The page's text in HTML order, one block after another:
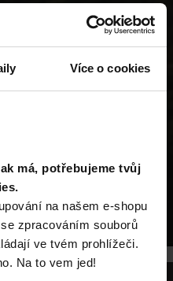
Více o cookies
má, potřebujeme tvůj
na našem e-shopu
zpracováním souborů
ve tvém prohlížeči.
Na to vem jed!
najít.
Buď je
je požadovaný produkt